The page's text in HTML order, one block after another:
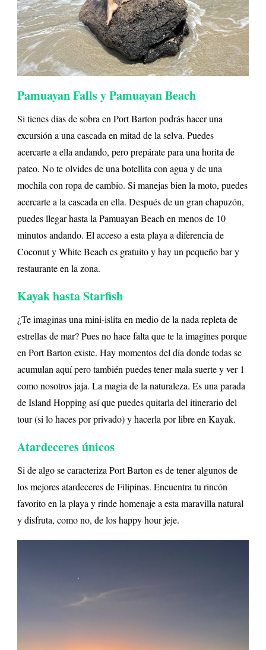
Pamuayan Falls y Pamuayan Beach
Si tienes días de sobra en Port Barton podrás hacer una
excursión a una cascada en mitad de la selva. Puedes
acercarte a ella andando, pero prepárate para una horita de
pateo. No te olvides de una botellita con agua y de una
mochila con ropa de cambio. Si manejas bien la moto, puedes
acercarte a la cascada en ella. Después de un gran chapuzón,
puedes llegar hasta la Pamuayan Beach en menos de 10
minutos andando. El acceso a esta playa a diferencia de
Coconut y White Beach es gratuito y hay un pequeño bar y
restaurante en la zona.
Kayak hasta Starfish
¿Te imaginas una mini-islita en medio de la nada repleta de
estrellas de mar? Pues no hace falta que te la imagines porque
en Port Barton existe. Hay momentos del día donde todas se
acumulan aquí pero también puedes tener mala suerte y ver 1
como nosotros jaja. La magia de la naturaleza. Es una parada
de Island Hopping así que puedes quitarla del itinerario del
tour (si lo haces por privado) y hacerla por libre en Kayak.
Atardeceres únicos
Si de algo se caracteriza Port Barton es de tener algunos de
los mejores atardeceres de Filipinas. Encuentra tu rincón
favorito en la playa y rinde homenaje a esta maravilla natural
y disfruta, como no, de los happy hour jeje.